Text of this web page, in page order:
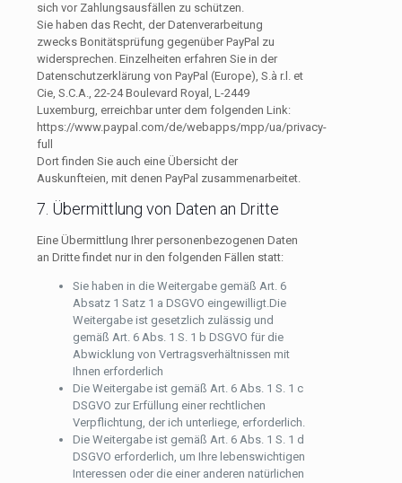
sich vor Zahlungsausfällen zu schützen.
Sie haben das Recht, der Datenverarbeitung
zwecks Bonitätsprüfung gegenüber PayPal zu
widersprechen. Einzelheiten erfahren Sie in der
Datenschutzerklärung von PayPal (Europe), S.à r.l. et
Cie, S.C.A., 22-24 Boulevard Royal, L-2449
Luxemburg, erreichbar unter dem folgenden Link:
https://www.paypal.com/de/webapps/mpp/ua/privacy-
full
Dort finden Sie auch eine Übersicht der
Auskunfteien, mit denen PayPal zusammenarbeitet.
7. Übermittlung von Daten an Dritte
Eine Übermittlung Ihrer personenbezogenen Daten
an Dritte findet nur in den folgenden Fällen statt:
Sie haben in die Weitergabe gemäß Art. 6
Absatz 1 Satz 1 a DSGVO eingewilligt.Die
Weitergabe ist gesetzlich zulässig und
gemäß Art. 6 Abs. 1 S. 1 b DSGVO für die
Abwicklung von Vertragsverhältnissen mit
Ihnen erforderlich
Die Weitergabe ist gemäß Art. 6 Abs. 1 S. 1 c
DSGVO zur Erfüllung einer rechtlichen
Verpflichtung, der ich unterliege, erforderlich.
Die Weitergabe ist gemäß Art. 6 Abs. 1 S. 1 d
DSGVO erforderlich, um Ihre lebenswichtigen
Interessen oder die einer anderen natürlichen